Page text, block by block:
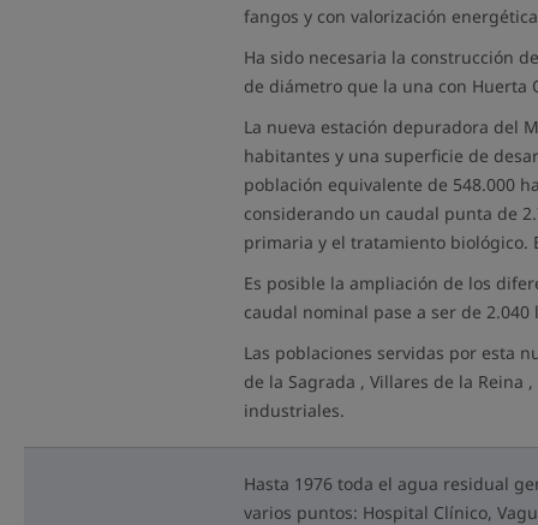
fangos y con valorización
Ha sido necesaria la construcción
de diámetro que la una con Huerta
La nueva estación depuradora del
habitantes y una superficie de
población equivalente de 548.000
considerando un caudal punta de
primaria y el tratamiento biológico.
Es posible la ampliación de los
caudal nominal pase a ser de 2.040
Las poblaciones servidas por esta
de la Sagrada , Villares de la Reina
industriales.
Hasta 1976 toda el agua residual
varios puntos: Hospital Clínico,